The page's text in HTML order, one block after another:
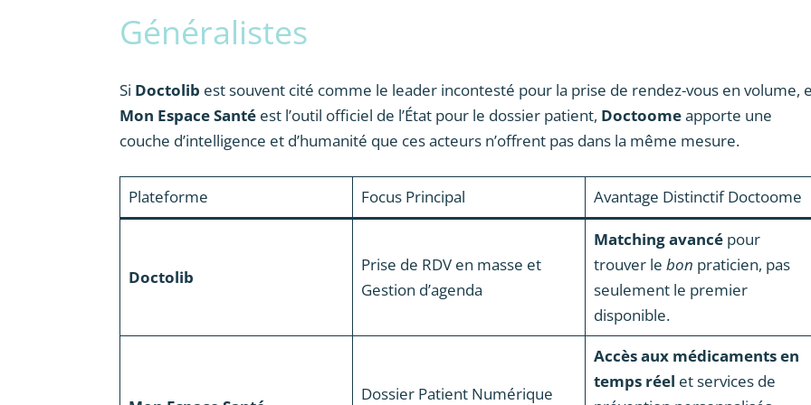
Généralistes
Si Doctolib est souvent cité comme le leader incontesté pour la prise de rendez-vous en volume,
Mon Espace Santé est l’outil officiel de l’État pour le dossier patient, Doctoomeapporte une
couche d’intelligence et d’humanité que ces acteurs n’offrent pas dans la même mesure.
Plateforme Focus Principal Avantage Distinctif Doctoome
Doctolib
Prise de RDV en masse et
Gestion d’agenda
Matching avancépour
trouver le bon praticien, pas
seulement le premier
disponible.
Dossier Patient Numérique
Accès aux médicaments en
temps réel et services de